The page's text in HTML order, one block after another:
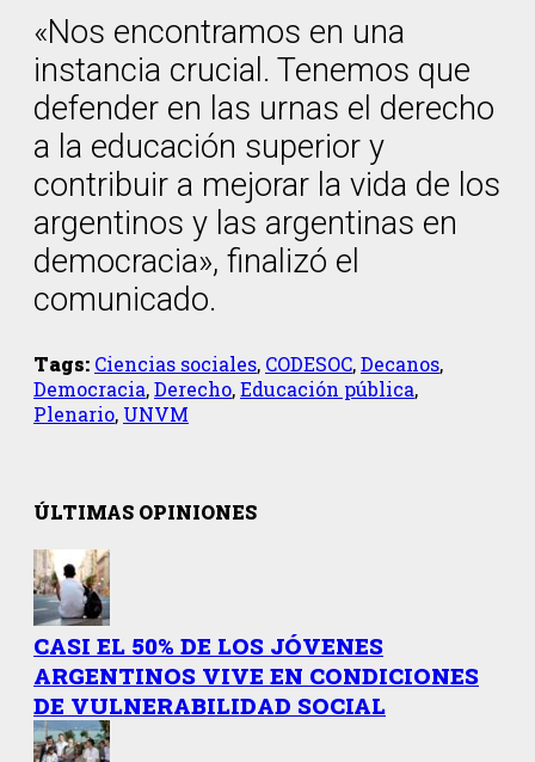
«Nos encontramos en una
instancia crucial. Tenemos que
defender en las urnas el derecho
a la educación superior y
contribuir a mejorar la vida de los
argentinos y las argentinas en
democracia», finalizó el
comunicado.
Tags: Ciencias sociales, CODESOC,Decanos,
Democracia,Derecho,Educación pública,
Plenario, UNVM
ÚLTIMAS OPINIONES
CASI EL 50% DE LOS JÓVENES
ARGENTINOS VIVE EN CONDICIONES
DE VULNERABILIDAD SOCIAL